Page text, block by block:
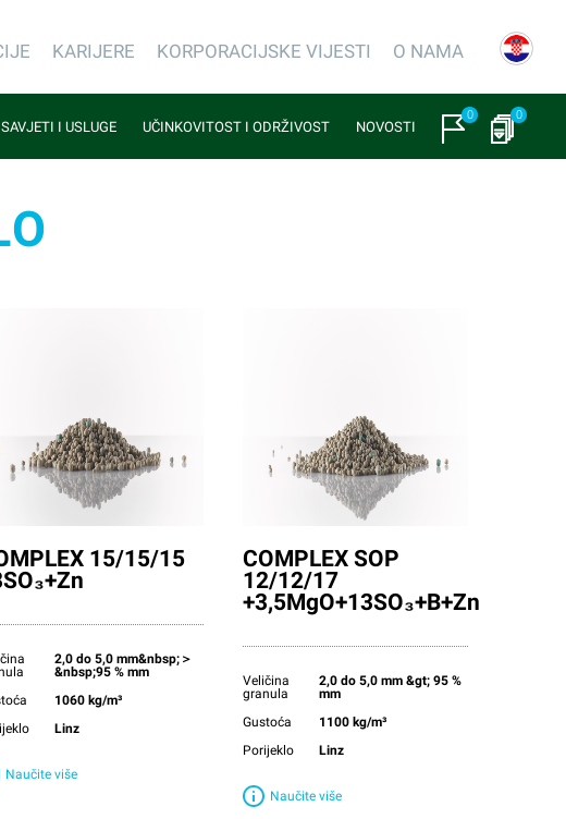
KARIJERE KORPORACIJSKE VIJESTI O NAMA
SAVJETI I USLUGE UČINKOVITOST I ODRŽIVOST NOVOSTI
0 0
15/15/15
2,0 do 5,0 mm&nbsp;＞
&nbsp;95 % mm
1060 kg/m³
Linz
Naučite više
COMPLEX SOP
12/12/17
+3,5MgO+13SO₃+B+Zn
Veličina
granula
2,0 do 5,0 mm &gt; 95 %
mm
Gustoća
1100 kg/m³
Porijeklo
Linz
Naučite više